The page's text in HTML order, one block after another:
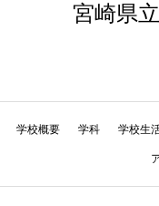
宮崎県
学校概要 学科 学校生